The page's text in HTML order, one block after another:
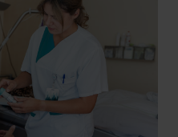
University in
Kliniken Schwerin